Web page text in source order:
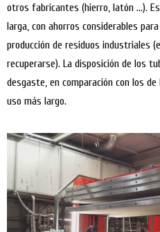
otros fabricantes (hierro, latón …).
larga, con ahorros considerables
producción de residuos industriales
recuperarse). La disposición de los
desgaste, en comparación con los
uso más largo.